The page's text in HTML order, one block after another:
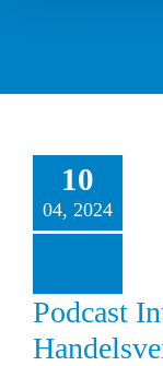
10
04, 2024
Heroes –
Podcast